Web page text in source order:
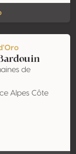
de
Alpes Côte